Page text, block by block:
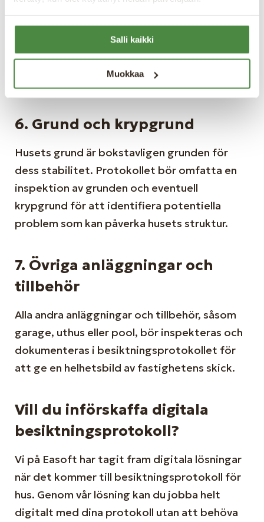
Salli kaikki
Muokkaa
besiktningsprotokoll bör därför inkludera
noggranna mätningar och bedömningar av
fuktnivåer samt eventuell förekomst av
6. Grund och krypgrund
Husets grund är bokstavligen grunden för
dess stabilitet. Protokollet bör omfatta en
inspektion av grunden och eventuell
krypgrund för att identifiera potentiella
problem som kan påverka husets struktur.
7. Övriga anläggningar och
tillbehör
Alla andra anläggningar och tillbehör, såsom
garage, uthus eller pool, bör inspekteras och
dokumenteras i besiktningsprotokollet för
att ge en helhetsbild av fastighetens skick.
Vill du införskaffa digitala
besiktningsprotokoll?
Vi på Easoft har tagit fram digitala lösningar
när det kommer till besiktningsprotokoll för
hus. Genom vår lösning kan du jobba helt
digitalt med dina protokoll utan att behöva